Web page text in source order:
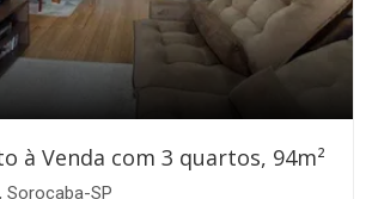
à Venda com 3 quartos, 94m²
Sorocaba-SP